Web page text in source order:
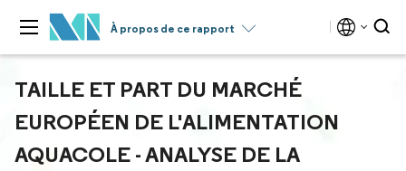
À propos de ce rapport
TAILLE ET PART DU MARCHÉ
EUROPÉEN DE L'ALIMENTATION
AQUACOLE - ANALYSE DE LA